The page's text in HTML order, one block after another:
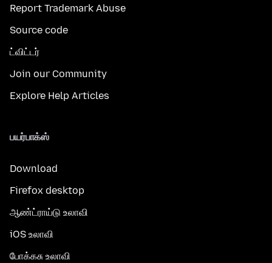
Report Trademark Abuse
Source code
ட்விட்டர்
Join our Community
Explore Help Articles
பயர்பாக்ஸ்
Download
Firefox desktop
ஆண்ட்ராய்டு உலாவி
iOS உலாவி
போக்கசு உலாவி